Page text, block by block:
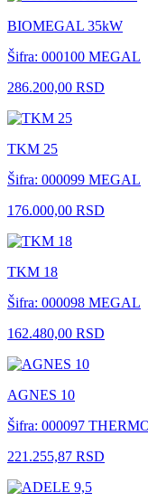
BIOMEGAL 35kW
Šifra: 000100 MEGAL
286.200,00 RSD
TKM 25
Šifra: 000099 MEGAL
176.000,00 RSD
TKM 18
Šifra: 000098 MEGAL
162.480,00 RSD
AGNES 10
Šifra: 000097
221.255,87 RSD